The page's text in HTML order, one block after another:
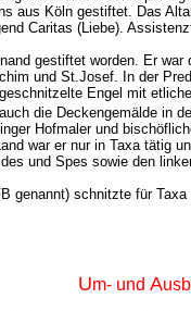
aus Köln gestiftet. Das
Caritas (Liebe).
gestiftet worden. Er
und St.Josef. In der
Engel mit
die Deckengemälde in
Hofmaler und
war er nur in Taxa tätig
und Spes sowie den
genannt) schnitzte für
Um- und A